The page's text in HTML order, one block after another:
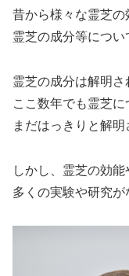
昔から様々な霊芝の
霊芝の成分等につい
霊芝の成分は解明さ
ここ数年でも霊芝に
まだはっきりと解明
しかし、霊芝の効
多くの実験や研究が